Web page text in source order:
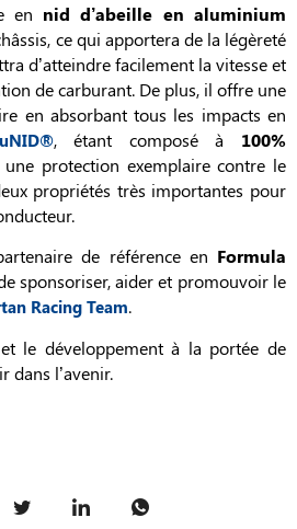
en nid d’abeille en aluminium
ce qui apportera de la légèreté
d’atteindre facilement la vitesse et
de carburant. De plus, il offre une
en absorbant tous les impacts en
, étant composé à 100%
une protection exemplaire contre le
propriétés très importantes pour
de référence en Formula
sponsoriser, aider et promouvoir le
Racing Team.
le développement à la portée de
dans l’avenir.